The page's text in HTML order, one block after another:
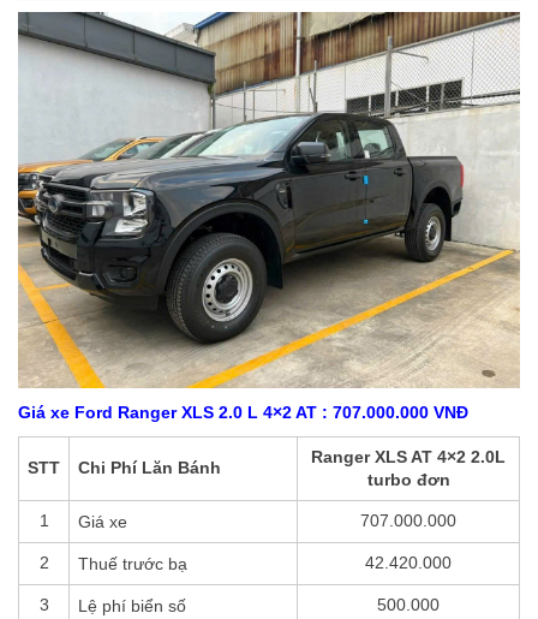
Giá xe Ford Ranger XLS 2.0 L 4×2 AT : 707.000.000 VNĐ
STT Chi Phí Lăn Bánh
Ranger XLS AT 4×2 2.0L
turbo đơn
1 Giá xe 707.000.000
2 Thuế trước bạ 42.420.000
3 Lệ phí biển số 500.000